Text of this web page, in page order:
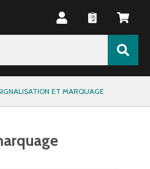
ET MARQUAGE